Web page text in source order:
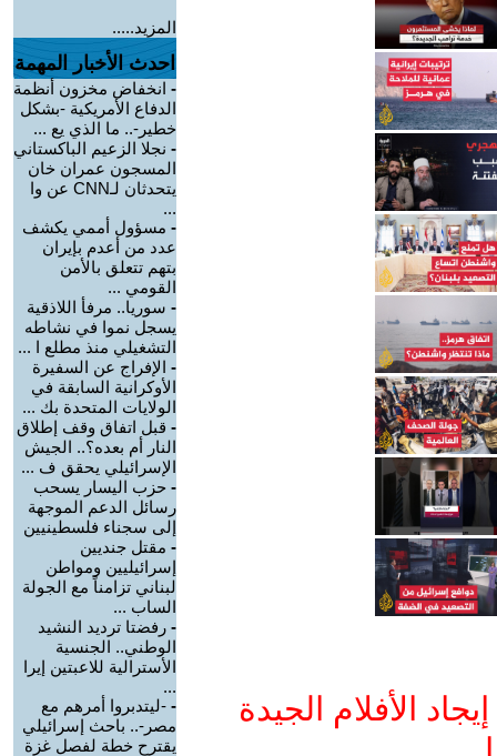
الأفلام الجيدة
المزيد.....
احدث الأخبار المهمة
- انخفاض مخزون أنظمة
الدفاع الأمريكية -بشكل
خطير-.. ما الذي يع ...
- نجلا الزعيم الباكستاني
المسجون عمران خان
يتحدثان لـCNN عن وا
...
- مسؤول أممي يكشف
عدد من أعدم بإيران
بتهم تتعلق بالأمن
القومي ...
- سوريا.. مرفأ اللاذقية
يسجل نموا في نشاطه
التشغيلي منذ مطلع ا ...
- الإفراج عن السفيرة
الأوكرانية السابقة في
الولايات المتحدة بك ...
- قبل اتفاق وقف إطلاق
النار أم بعده؟.. الجيش
الإسرائيلي يحقق ف ...
- حزب اليسار يسحب
رسائل الدعم الموجهة
إلى سجناء فلسطينيين
- مقتل جنديين
إسرائيليين ومواطن
لبناني تزامناً مع الجولة
الساب ...
- رفضتا ترديد النشيد
الوطني.. الجنسية
الأسترالية للاعبتين إيرا
...
- -ليتدبروا أمرهم مع
مصر-.. باحث إسرائيلي
يقترح خطة لفصل غزة